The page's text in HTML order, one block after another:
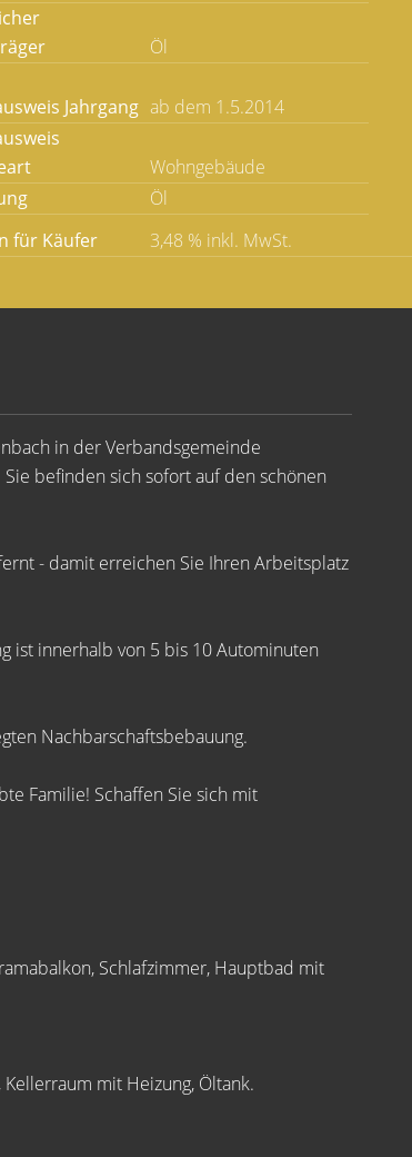
Öl
Jahrgang ab dem 1.5.2014
Wohngebäude
Öl
für Käufer
3,48 % inkl. MwSt.
in der Verbandsgemeinde
befinden sich sofort auf den schönen
- damit erreichen Sie Ihren Arbeitsplatz
ist innerhalb von 5 bis 10 Autominuten
Nachbarschaftsbebauung.
Familie! Schaffen Sie sich mit
Schlafzimmer, Hauptbad mit
mit Heizung, Öltank.